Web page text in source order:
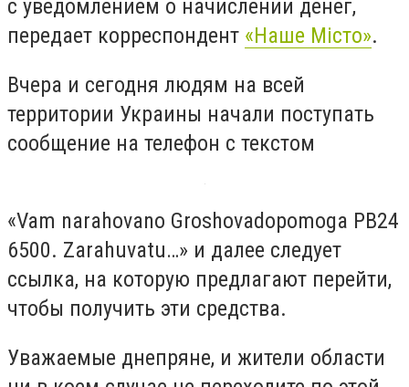
с уведомлением о начислении денег,
передает корреспондент «Наше Місто».
Вчера и сегодня людям на всей
территории Украины начали поступать
сообщение на телефон с текстом
«Vam narahovano Groshovadopomoga PB24
6500. Zarahuvatu…» и далее следует
ссылка, на которую предлагают перейти,
чтобы получить эти средства.
Уважаемые днепряне, и жители области